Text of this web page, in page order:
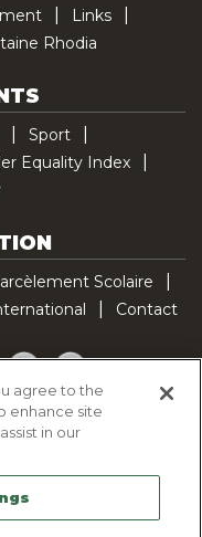
Links
Rhodia
Sport
Equality Index
Scolaire
Contact
PinterestTikTok
agree to the
enhance site
in our